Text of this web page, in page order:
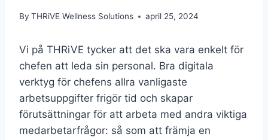
By THRiVE Wellness Solutions april 25, 2024
Vi på THRiVE tycker att det ska vara enkelt för
chefen att leda sin personal. Bra digitala
verktyg för chefens allra vanligaste
arbetsuppgifter frigör tid och skapar
förutsättningar för att arbeta med andra viktiga
medarbetarfrågor: så som att främja en